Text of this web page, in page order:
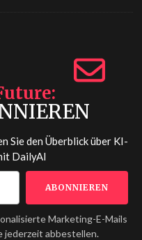
Sie den Überblick über KI-
DailyAI
Marketing-E-Mails
jederzeit abbestellen.